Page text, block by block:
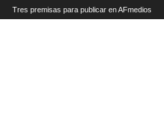
Tres premisas para publicar en AFmedios